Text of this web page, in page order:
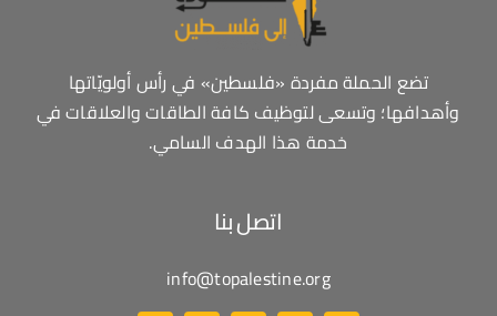
تضع الحملة مفردة «فلسطين» في رأس أولويّاتها
وأهدافها؛ وتسعى لتوظيف كافة الطاقات والعلاقات في
خدمة هذا الهدف السامي.
اتصل بنا
info@topalestine.org